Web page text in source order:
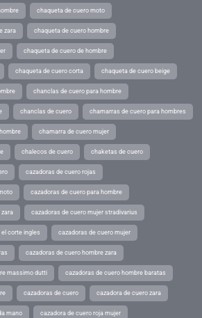
chaqueta de cuero moto
zara chaqueta de cuero hombre
chaqueta de cuero de hombre
chaqueta de cuero corta chaqueta de cuero beige
chanclas de cuero para hombre
chanclas de cuero chamarras de cuero para hombres
chamarra de cuero mujer
chalecos de cuero chaketas de cuero
cazadoras de cuero rojas
cazadoras de cuero para hombre
zara cazadoras de cuero mujer stradivarius
corte ingles cazadoras de cuero mujer
cazadoras de cuero hombre zara
massimo dutti cazadoras de cuero hombre baratas
cazadoras de cuero cazadora de cuero zara
mano cazadora de cuero roja mujer